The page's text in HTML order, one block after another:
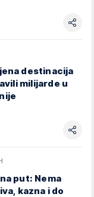
destinacija
milijarde u
put: Nema
kazna i do